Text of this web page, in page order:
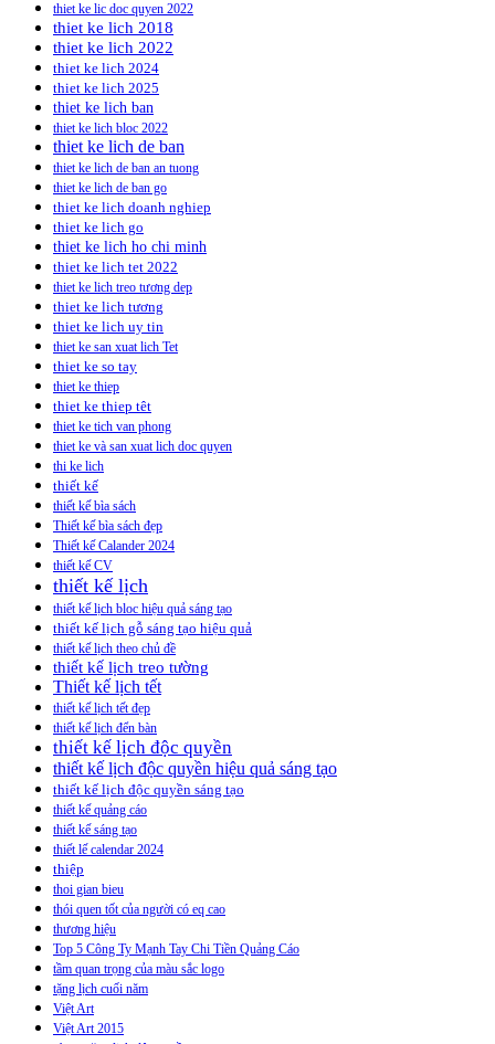
thiet ke lic doc quyen 2022
thiet ke lich 2018
thiet ke lich 2022
thiet ke lich 2024
thiet ke lich 2025
thiet ke lich ban
thiet ke lich bloc 2022
thiet ke lich de ban
thiet ke lich de ban an tuong
thiet ke lich de ban go
thiet ke lich doanh nghiep
thiet ke lich go
thiet ke lich ho chi minh
thiet ke lich tet 2022
thiet ke lich treo tương dep
thiet ke lich tương
thiet ke lich uy tin
thiet ke san xuat lich Tet
thiet ke so tay
thiet ke thiep
thiet ke thiep têt
thiet ke tich van phong
thiet ke và san xuat lich doc quyen
thi ke lich
thiết kế
thiết kế bìa sách
Thiết kế bìa sách đẹp
Thiết kế Calander 2024
thiết kế CV
thiết kế lịch
thiết kế lịch bloc hiệu quả sáng tạo
thiết kế lịch gỗ sáng tạo hiệu quả
thiết kế lịch theo chủ đề
thiết kế lịch treo tường
Thiết kế lịch tết
thiết kế lịch tết đẹp
thiết kế lịch đển bàn
thiết kế lịch độc quyền
thiết kế lịch độc quyền hiệu quả sáng tạo
thiết kế lịch độc quyền sáng tạo
thiết kế quảng cáo
thiết kế sáng tạo
thiết lế calendar 2024
thiệp
thoi gian bieu
thói quen tốt của người có eq cao
thương hiệu
Top 5 Công Ty Mạnh Tay Chi Tiền Quảng Cáo
tầm quan trọng của màu sắc logo
tặng lịch cuối năm
Việt Art
Việt Art 2015